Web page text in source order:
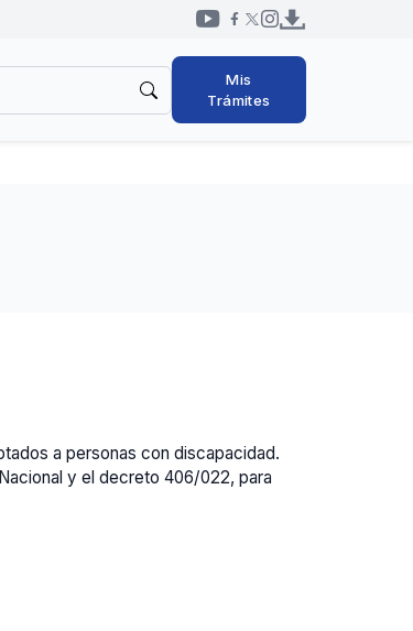
Redes
sociales
cabezal
Mis
Trámites
a personas con discapacidad.
y el decreto 406/022, para